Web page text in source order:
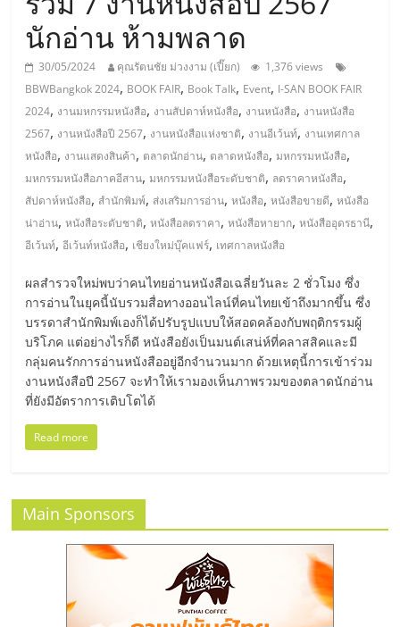
เอ
ส
เอ็
มอี
ไทย,
SMEs,
แฟ
รน
ไชส์,
ที่
ปรึกษา
แฟ
นักอ่าน ห้ามพลาด
30/05/2024 คุณรัตนชัย ม่วงงาม (เปี๊ยก)
1,376 views
BBWBangkok 2024, BOOK FAIR, Book Talk, Event, I-SAN BOOK FAIR
2024, งานมหกรรมหนังสือ, งานสัปดาห์หนังสือ, งานหนังสือ, งานหนังสือ
2567, งานหนังสือปี 2567, งานหนังสือแห่งชาติ, งานอีเว้นท์, งานเทศกาล
หนังสือ, งานแสดงสินค้า, ตลาดนักอ่าน, ตลาดหนังสือ,มหกรรมหนังสือ,
มหกรรมหนังสือภาคอีสาน,มหกรรมหนังสือระดับชาติ, ลดราคาหนังสือ,
สัปดาห์หนังสือ, สำนักพิมพ์, ส่งเสริมการอ่าน,หนังสือ,หนังสือขายดี,หนังสือ
น่าอ่าน,หนังสือระดับชาติ,หนังสือลดราคา,หนังสือหายาก,หนังสืออุดรธานี,
อีเว้นท์,อีเว้นท์หนังสือ, เชียงใหม่บุ๊คแฟร์, เทศกาลหนังสือ
ผลสำรวจใหม่พบว่าคนไทยอ่านหนังสือเฉลี่ยวันละ 2 ชั่วโมง ซึ่ง
การอ่านในยุคนี้นับรวมสื่อทางออนไลน์ที่คนไทยเข้าถึงมากขึ้น ซึ่ง
บรรดาสำนักพิมพ์เองก็ได้ปรับรูปแบบให้สอดคล้องกับพฤติกรรมผู้
บริโภค แต่อย่างไรก็ดี หนังสือยังเป็นมนต์เสน่ห์ที่คลาสสิคและมี
กลุ่มคนรักการอ่านหนังสืออยู่อีกจำนวนมาก ด้วยเหตุนี้การเข้าร่วม
งานหนังสือปี 2567 จะทำให้เรามองเห็นภาพรวมของตลาดนักอ่าน
ที่ยังมีอัตราการเติบโตได้
Read more
Main Sponsors